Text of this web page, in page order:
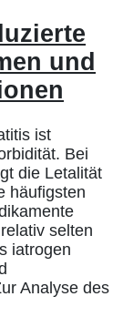
und
ist
Bei
die Letalität
häufigsten
selten
iatrogen
Analyse des